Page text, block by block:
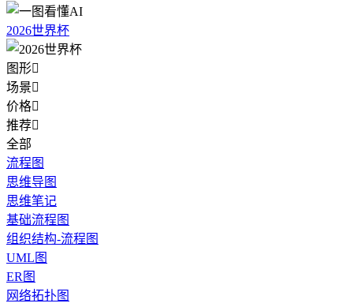
2026世界杯
图形
场景
价格
推荐
全部
流程图
思维导图
思维笔记
基础流程图
组织结构-流程图
UML图
ER图
网络拓扑图